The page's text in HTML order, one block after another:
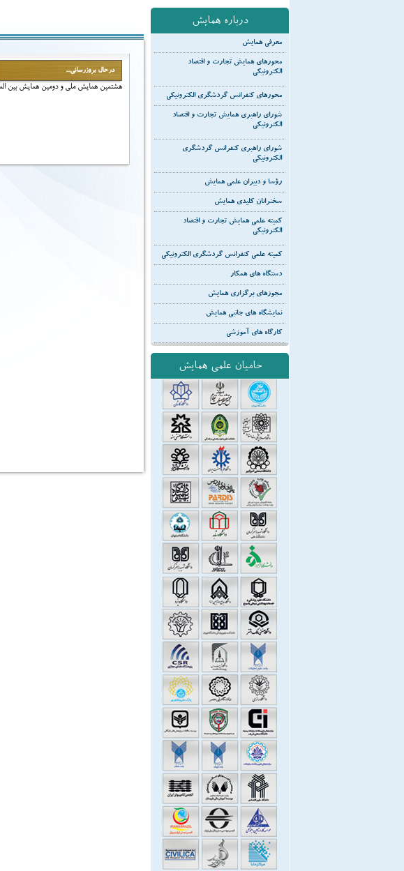
درباره همایش
معرفی همایش
محورهای همایش تجارت و اقتصاد
الکترونیکی
محورهای کنفرانس گردشگری الکترونیکی
شورای راهبری همایش تجارت و اقتصاد
الکترونیکی
شورای راهبری کنفرانس گردشگری
الکترونیکی
رؤسا و دبیران علمی همایش
سخنرانان کلیدی همایش
کمیته علمی همایش تجارت و اقتصاد
الکترونیکی
کمیته علمی کنفرانس گردشگری الکترونیکی
دستگاه های همکار
مجوزهای برگزاری همایش
نمایشگاه های جانبی همایش
کارگاه های آموزشی
حامیان علمی همایش
درحال بروزرسانی...
هشتمین همایش ملی و دومین همایش بین